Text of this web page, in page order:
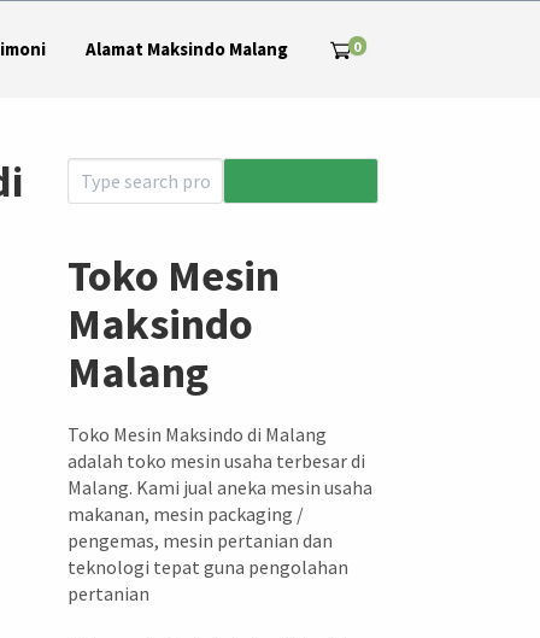
Alamat Maksindo Malang 0
Toko Mesin
Maksindo
Malang
Toko Mesin Maksindo di Malang
adalah toko mesin usaha terbesar di
Malang. Kami jual aneka mesin usaha
makanan, mesin packaging /
pengemas, mesin pertanian dan
teknologi tepat guna pengolahan
pertanian